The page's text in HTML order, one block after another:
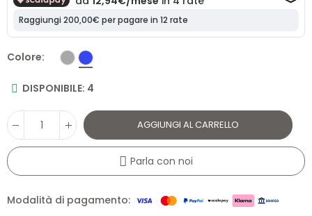
Colore
DISPONIBILE: 4
AGGIUNGI AL CARRELLO
Parla con noi
Modalità di pagamento: